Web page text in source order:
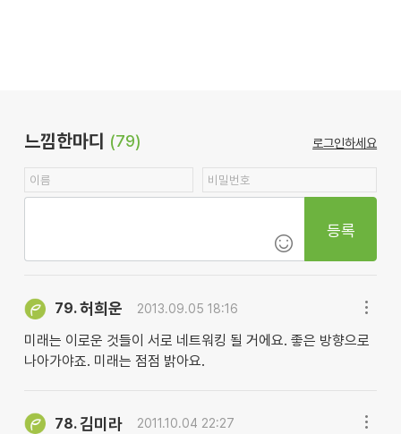
느낌한마디 (79) 로그인하세요
등록
79.허희운 2013.09.05 18:16
미래는 이로운 것들이 서로 네트워킹 될 거에요. 좋은 방향으로
나아가야죠. 미래는 점점 밝아요.
78.김미라 2011.10.04 22:27